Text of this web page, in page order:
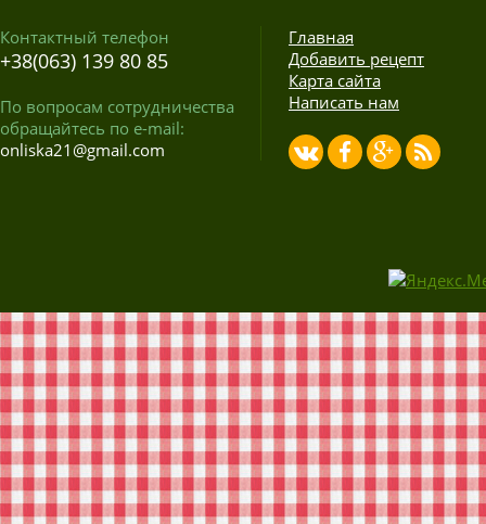
Контактный телефон
+38(063) 139 80 85
По вопросам сотрудничества
обращайтесь по e-mail:
onliska21@gmail.com
Главная
Добавить рецепт
Карта сайта
Написать нам